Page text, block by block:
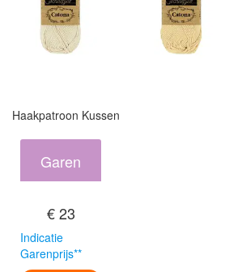
Haakpatroon Kussen
Garen
€ 23
Indicatie
Garenprijs**